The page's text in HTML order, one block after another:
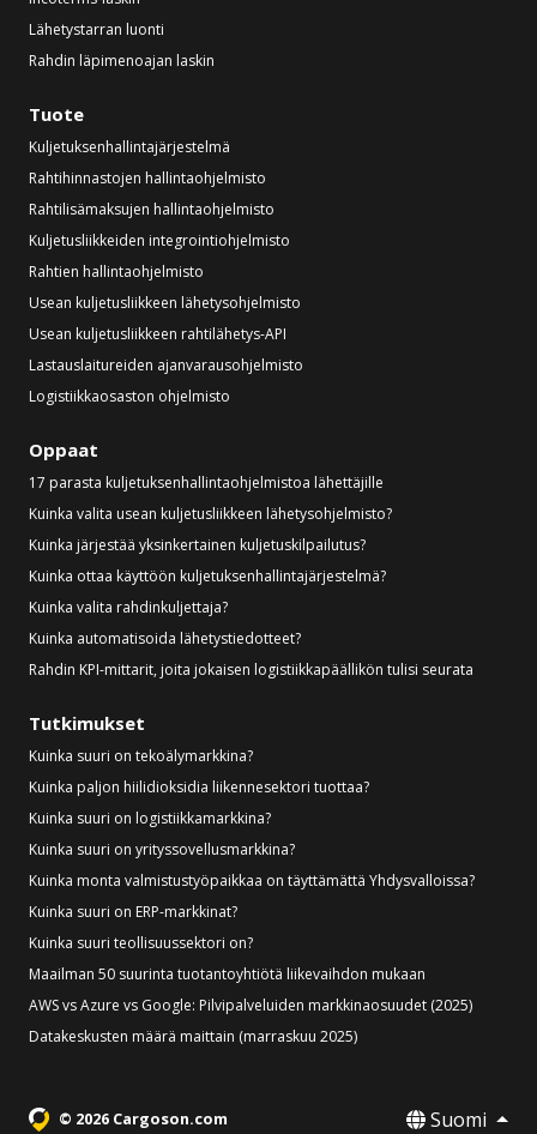
Lähetystarran luonti
Rahdin läpimenoajan laskin
Tuote
Kuljetuksenhallintajärjestelmä
Rahtihinnastojen hallintaohjelmisto
Rahtilisämaksujen hallintaohjelmisto
Kuljetusliikkeiden integrointiohjelmisto
Rahtien hallintaohjelmisto
Usean kuljetusliikkeen lähetysohjelmisto
Usean kuljetusliikkeen rahtilähetys-API
Lastauslaitureiden ajanvarausohjelmisto
Logistiikkaosaston ohjelmisto
Oppaat
17 parasta kuljetuksenhallintaohjelmistoa lähettäjille
Kuinka valita usean kuljetusliikkeen lähetysohjelmisto?
Kuinka järjestää yksinkertainen kuljetuskilpailutus?
Kuinka ottaa käyttöön kuljetuksenhallintajärjestelmä?
Kuinka valita rahdinkuljettaja?
Kuinka automatisoida lähetystiedotteet?
Rahdin KPI-mittarit, joita jokaisen logistiikkapäällikön tulisi seurata
Tutkimukset
Kuinka suuri on tekoälymarkkina?
Kuinka paljon hiilidioksidia liikennesektori tuottaa?
Kuinka suuri on logistiikkamarkkina?
Kuinka suuri on yrityssovellusmarkkina?
Kuinka monta valmistustyöpaikkaa on täyttämättä Yhdysvalloissa?
Kuinka suuri on ERP-markkinat?
Kuinka suuri teollisuussektori on?
Maailman 50 suurinta tuotantoyhtiötä liikevaihdon mukaan
AWS vs Azure vs Google: Pilvipalveluiden markkinaosuudet (2025)
Datakeskusten määrä maittain (marraskuu 2025)
© 2026 Cargoson.com Suomi